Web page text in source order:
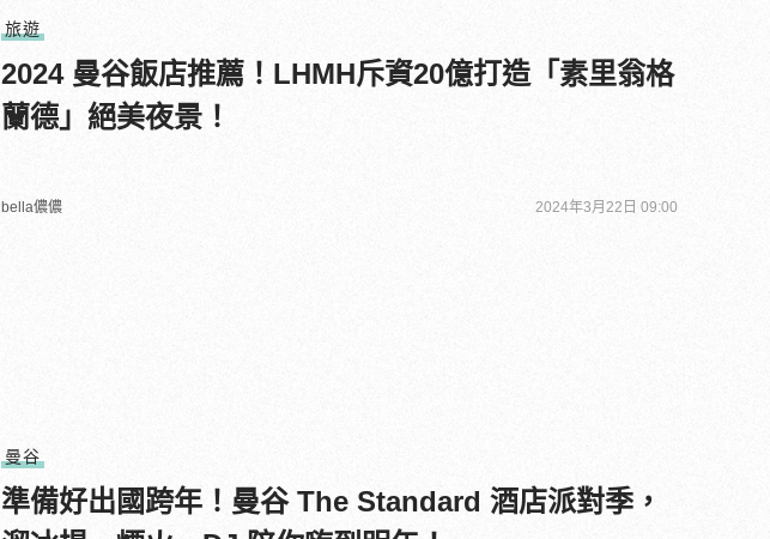
旅遊
2024 曼谷飯店推薦！LHMH斥資20億打造「素里翁格
蘭德」絕美夜景！
bella儂儂 2024年3月22日 09:00
曼谷
準備好出國跨年！曼谷 The Standard 酒店派對季，